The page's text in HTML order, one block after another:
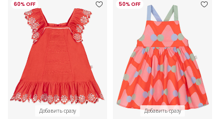
60% OFF
Добавить сразу
50% OFF
Добавить сразу